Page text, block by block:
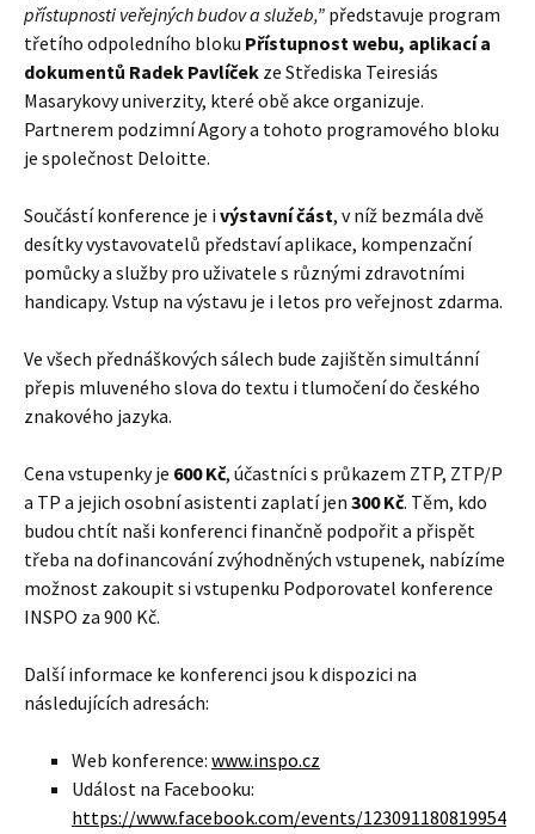
přístupnosti veřejných budov a služeb,” představuje program
třetího odpoledního bloku Přístupnost webu, aplikací a
dokumentů Radek Pavlíček ze Střediska Teiresiás
Masarykovy univerzity, které obě akce organizuje.
Partnerem podzimní Agory a tohoto programového bloku
je společnost Deloitte.
Součástí konference je i výstavní část, v níž bezmála dvě
desítky vystavovatelů představí aplikace, kompenzační
pomůcky a služby pro uživatele s různými zdravotními
handicapy. Vstup na výstavu je i letos pro veřejnost zdarma.
Ve všech přednáškových sálech bude zajištěn simultánní
přepis mluveného slova do textu i tlumočení do českého
znakového jazyka.
Cena vstupenky je 600 Kč, účastníci s průkazem ZTP, ZTP/P
a TP a jejich osobní asistenti zaplatí jen 300 Kč. Těm, kdo
budou chtít naši konferenci finančně podpořit a přispět
třeba na dofinancování zvýhodněných vstupenek, nabízíme
možnost zakoupit si vstupenku Podporovatel konference
INSPO za 900 Kč.
Další informace ke konferenci jsou k dispozici na
následujících adresách:
Web konference: www.inspo.cz
Událost na Facebooku:
https://www.facebook.com/events/123091180819954